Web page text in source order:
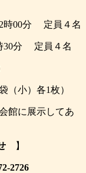
00分 定員４名
分 定員４名
小）各1枚）
に展示してあ
】
2726